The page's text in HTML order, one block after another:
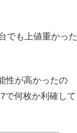
でも上値重かった
性が高かったの
で何枚か利確して